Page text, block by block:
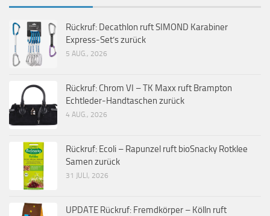
Rückruf: Decathlon ruft SIMOND Karabiner
Express-Set’s zurück
5 AUG., 2026
Rückruf: Chrom VI – TK Maxx ruft Brampton
Echtleder-Handtaschen zurück
4 AUG., 2026
Rückruf: Ecoli – Rapunzel ruft bioSnacky Rotklee
Samen zurück
31 JULI, 2026
UPDATE Rückruf: Fremdkörper – Kölln ruft